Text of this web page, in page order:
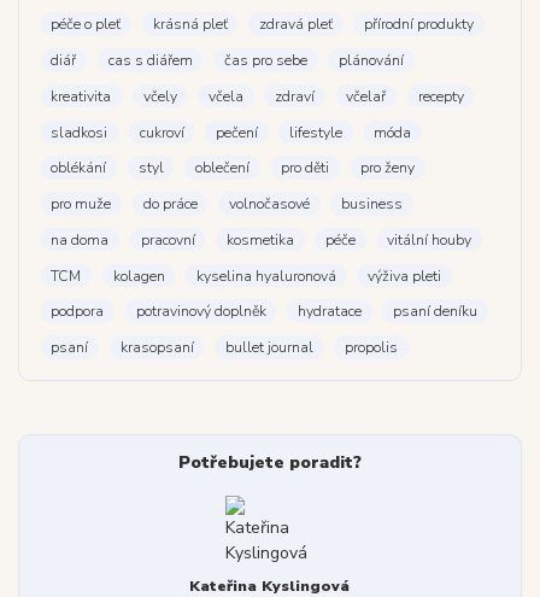
péče o pleť krásná pleť zdravá pleť
přírodní produkty
diář
cas s diářem čas pro sebe
plánování
kreativita
včely včela zdraví včelař
recepty
sladkosi
cukroví pečení lifestyle
móda
oblékání
styl oblečení pro děti
pro ženy
pro muže
do práce volnočasové
business
na doma
pracovní kosmetika péče
vitální houby
TCM
kolagen kyselina hyaluronová
výživa pleti
podpora
potravinový doplněk hydratace
psaní deníku
psaní
krasopsaní bullet journal propolis
Potřebujete poradit?
Kateřina Kyslingová